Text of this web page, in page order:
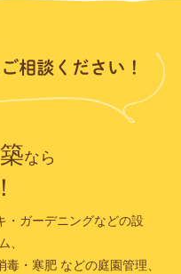
なら
・ガーデニングなどの設
毒・寒肥などの庭園管理、